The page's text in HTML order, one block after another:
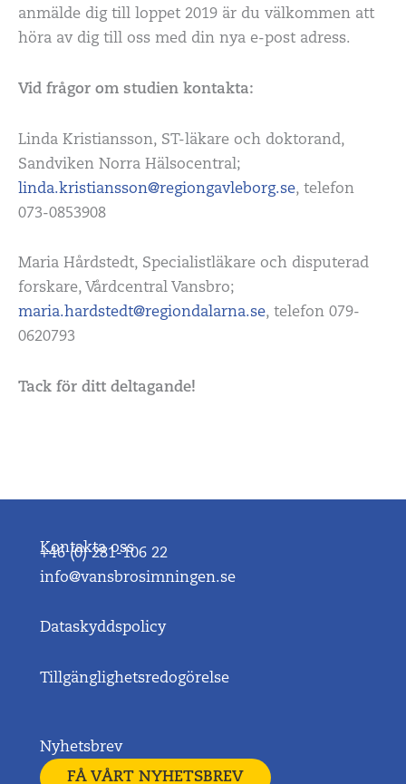
anmälde dig till loppet 2019 är du välkommen att
höra av dig till oss med din nya e-post adress.
Vid frågor om studien kontakta:
Linda Kristiansson, ST-läkare och doktorand,
Sandviken Norra Hälsocentral;
linda.kristiansson@regiongavleborg.se, telefon
073-0853908
Maria Hårdstedt, Specialistläkare och disputerad
forskare, Vårdcentral Vansbro;
maria.hardstedt@regiondalarna.se, telefon 079-
0620793
Tack för ditt deltagande!
Kontakta oss
+46 (0) 281-106 22
info@vansbrosimningen.se
Dataskyddspolicy
Tillgänglighetsredogörelse
Nyhetsbrev
FÅ VÅRT NYHETSBREV